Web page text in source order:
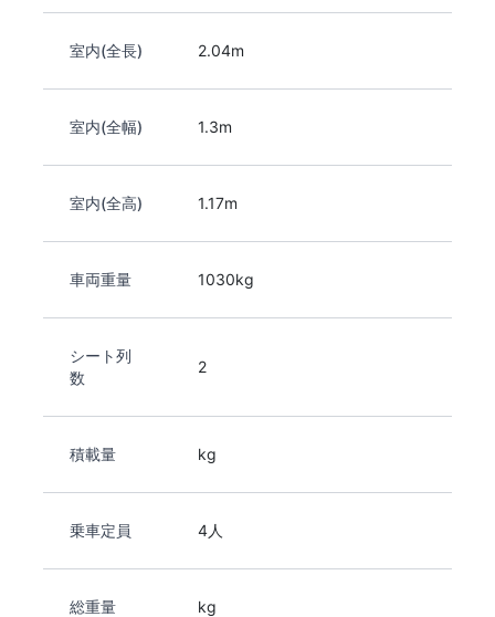
室内(全長) 2.04m
室内(全幅) 1.3m
室内(全高) 1.17m
車両重量 1030kg
シート列
数
2
積載量 kg
乗車定員 4人
総重量 kg